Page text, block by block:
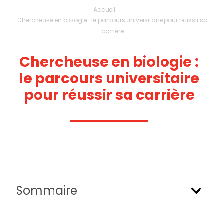
Accueil
Chercheuse en biologie : le parcours universitaire pour réussir sa
carrière
Chercheuse en biologie :
le parcours universitaire
pour réussir sa carrière
Sommaire